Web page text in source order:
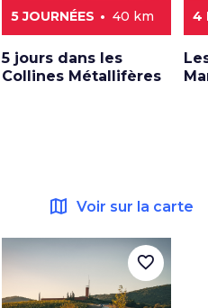
5 JOURNÉES 40 km
5 jours dans les
Collines Métallifères
4
map Voir sur la carte
favorite_border